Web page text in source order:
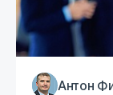
Антон